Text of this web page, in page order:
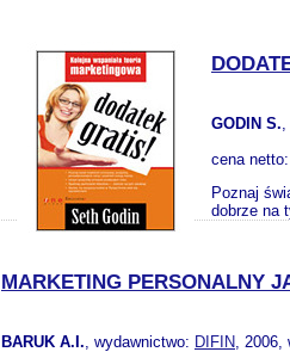
GODIN S.,
cena netto:
Poznaj
dobrze na
MARKETING PERSONALNY
BARUK A.I., wydawnictwo: DIFIN, 2006,